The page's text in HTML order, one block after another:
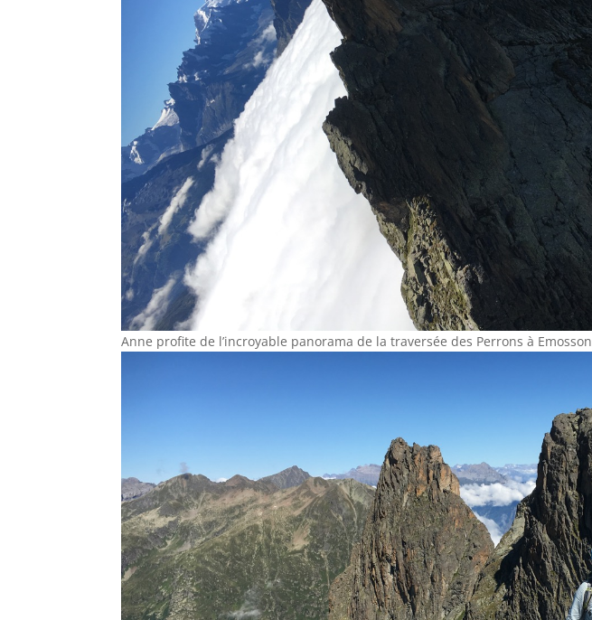
Anne profite de l’incroyable panorama de la traversée des Perrons à Emosson